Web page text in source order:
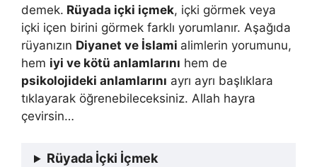
demek. Rüyada içki içmek, içki görmek veya
içki içen birini görmek farklı yorumlanır. Aşağıda
rüyanızın Diyanet ve İslami alimlerin yorumunu,
hem iyi ve kötü anlamlarını hem de
psikolojideki anlamlarını ayrı ayrı başlıklara
tıklayarak öğrenebileceksiniz. Allah hayra
çevirsin…
Rüyada İçki İçmek